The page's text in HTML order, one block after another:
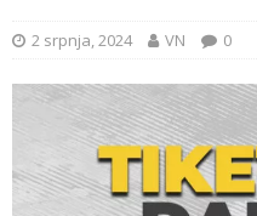
2 srpnja, 2024 VN 0